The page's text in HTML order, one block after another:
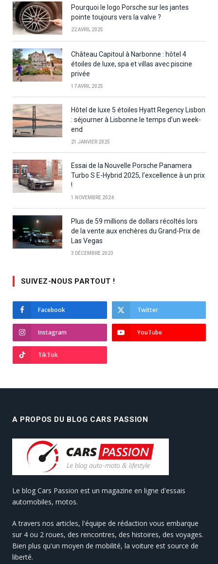
Pourquoi le logo Porsche sur les jantes
pointe toujours vers la valve ?
22 AVRIL 2025
Château Capitoul à Narbonne : hôtel 4
étoiles de luxe, spa et villas avec piscine
privée
17 AVRIL 2025
Hôtel de luxe 5 étoiles Hyatt Regency Lisbon
: séjourner à Lisbonne le temps d’un week-
end
21 JANVIER 2025
Essai de la Nouvelle Porsche Panamera
Turbo S E-Hybrid 2025, l’excellence à un prix
!
1 NOVEMBRE 2024
Plus de 59 millions de dollars récoltés lors
de la vente aux enchères du Grand-Prix de
Las Vegas
3 DÉCEMBRE 2023
SUIVEZ-NOUS PARTOUT !
Facebook Twitter
Instagram YouTube
TikTok
A PROPOS DU BLOG CARS PASSION
Le blog Cars Passion est un magazine en ligne d'essais
automobiles, motos.
A travers nos articles, l'équipe de rédaction vous embarque
sur 4 ou 2 roues, des rencontres, des histoires, des voyages.
Bien plus qu'un moyen de mobilité, la voiture est source de
liberté.